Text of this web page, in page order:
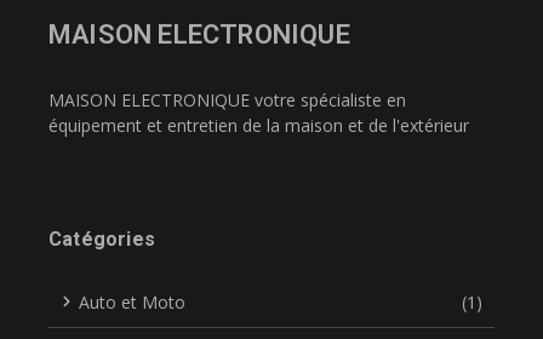
MAISON ELECTRONIQUE
MAISON ELECTRONIQUE votre spécialiste en
équipement et entretien de la maison et de l'extérieur
Catégories
Auto et Moto (1)